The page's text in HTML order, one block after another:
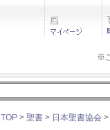
※
TOP > 聖書 > 日本聖書協会 >